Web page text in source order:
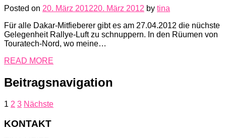
Posted on 20. März 201220. März 2012 by tina
Für alle Dakar-Mitfieberer gibt es am 27.04.2012 die nüchste
Gelegenheit Rallye-Luft zu schnuppern. In den Rüumen von
Touratech-Nord, wo meine…
READ MORE
Beitragsnavigation
1 2 3 Nächste
KONTAKT